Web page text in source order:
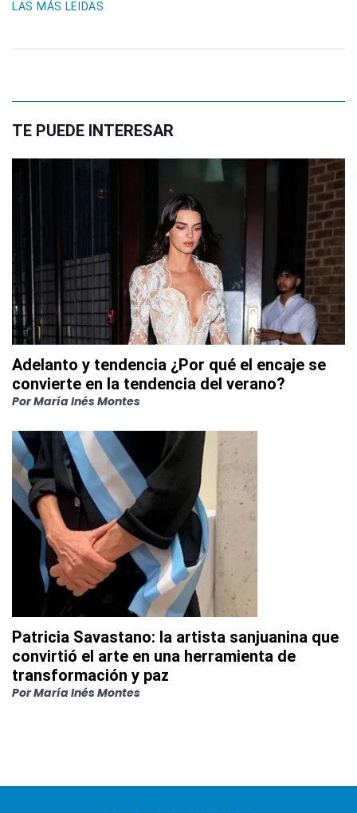
LAS MÁS LEIDAS
TE PUEDE INTERESAR
Adelanto y tendencia ¿Por qué el encaje se
convierte en la tendencia del verano?
PorMaría Inés Montes
Patricia Savastano: la artista sanjuanina que
convirtió el arte en una herramienta de
transformación y paz
PorMaría Inés Montes